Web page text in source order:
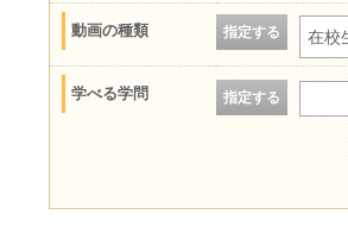
動画の種類 指定する 在校
学べる学問 指定する